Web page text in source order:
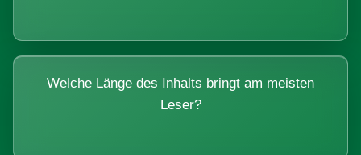
Welche Länge des Inhalts bringt am meisten
Leser?